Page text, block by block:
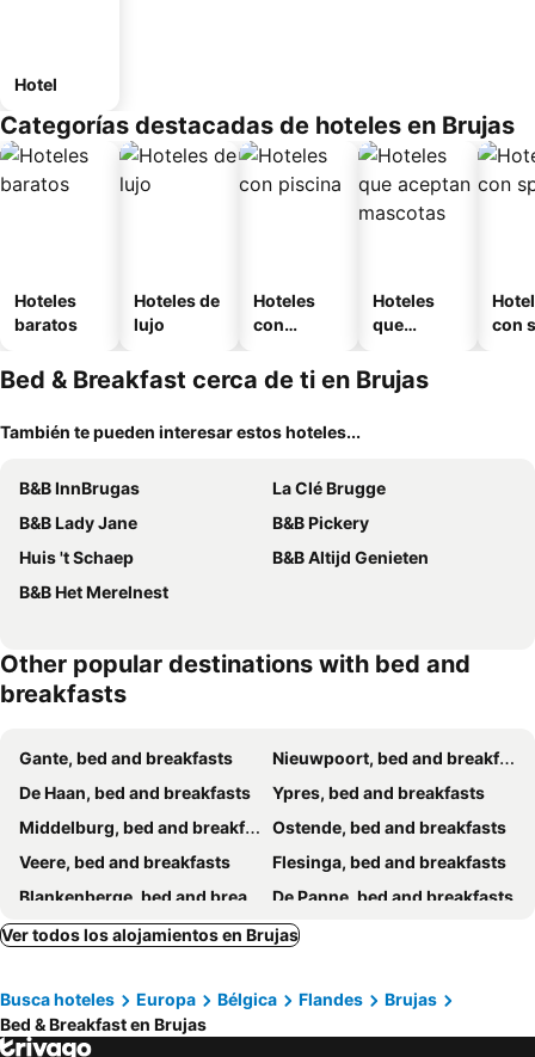
Hotel
Categorías destacadas de hoteles en Brujas
Hoteles
baratos
Hoteles de
lujo
Hoteles
con
Hoteles
que
mascotas
con
Bed & Breakfast cerca de ti en Brujas
También te pueden interesar estos hoteles...
B&B InnBrugas
La Clé Brugge
B&B Lady Jane
B&B Pickery
Huis 't Schaep
B&B Altijd Genieten
B&B Het Merelnest
Other popular destinations with bed and
breakfasts
Gante, bed and breakfasts
Nieuwpoort, bed and breakfasts
De Haan, bed and breakfasts
Ypres, bed and breakfasts
Middelburg, bed and breakfasts
Ostende, bed and breakfasts
Veere, bed and breakfasts
Flesinga, bed and breakfasts
Blankenberge, bed and breakfasts
De Panne, bed and breakfasts
Westende-Bad, bed and breakfasts
Knokke-Heist, bed and breakfasts
Oostduinkerke, bed and breakfasts
Ijzendijke, bed and breakfasts
Kortrijk, bed and breakfasts
Westkapelle, bed and breakfasts
Ver todos los alojamientos en Brujas
Busca hoteles Europa Bélgica Flandes
Brujas
Bed & Breakfast en Brujas